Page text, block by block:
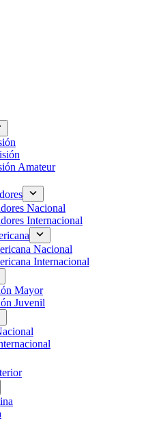
Amateur
Nacional
Internacional
Nacional
Internacional
Mayor
Juvenil